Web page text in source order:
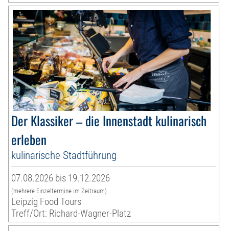
Der Klassiker – die Innenstadt kulinarisch
erleben
kulinarische Stadtführung
07.08.2026 bis 19.12.2026
(mehrere Einzeltermine im Zeitraum)
Leipzig Food Tours
Treff/Ort: Richard-Wagner-Platz